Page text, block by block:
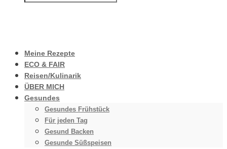
Meine Rezepte
ECO & FAIR
Reisen/Kulinarik
ÜBER MICH
Gesundes
Gesundes Frühstück
Für jeden Tag
Gesund Backen
Gesunde Süßspeisen